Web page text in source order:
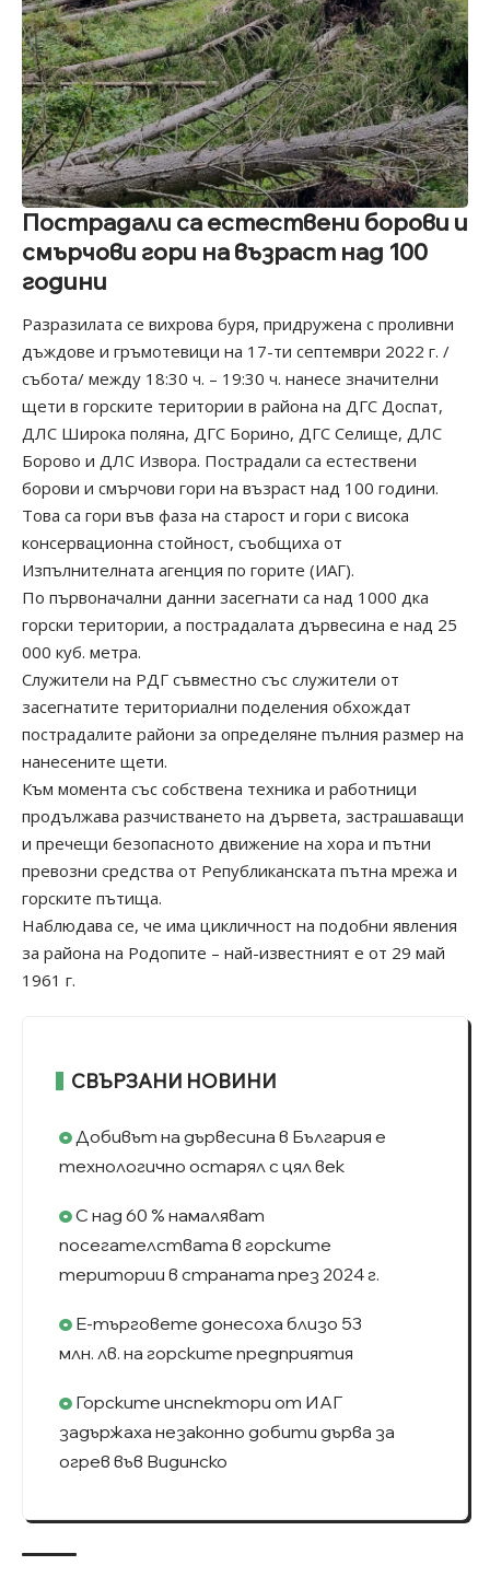
Пострадали са естествени борови и
смърчови гори на възраст над 100
години
Разразилата се вихрова буря, придружена с проливни
дъждове и гръмотевици на 17-ти септември 2022 г. /
събота/ между 18:30 ч. – 19:30 ч. нанесе значителни
щети в горските територии в района на ДГС Доспат,
ДЛС Широка поляна, ДГС Борино, ДГС Селище, ДЛС
Борово и ДЛС Извора. Пострадали са естествени
борови и смърчови гори на възраст над 100 години.
Това са гори във фаза на старост и гори с висока
консервационна стойност, съобщиха от
Изпълнителната агенция по горите (ИАГ).
По първоначални данни засегнати са над 1000 дка
горски територии, а пострадалата дървесина е над 25
000 куб. метра.
Служители на РДГ съвместно със служители от
засегнатите териториални поделения обхождат
пострадалите райони за определяне пълния размер на
нанесените щети.
Към момента със собствена техника и работници
продължава разчистването на дървета, застрашаващи
и пречещи безопасното движение на хора и пътни
превозни средства от Републиканската пътна мрежа и
горските пътища.
Наблюдава се, че има цикличност на подобни явления
за района на Родопите – най-известният е от 29 май
1961 г.
СВЪРЗАНИ НОВИНИ
Добивът на дървесина в България е
технологично остарял с цял век
С над 60 % намаляват
посегателствата в горските
територии в страната през 2024 г.
Е-търговете донесоха близо 53
млн. лв. на горските предприятия
Горските инспектори от ИАГ
задържаха незаконно добити дърва за
огрев във Видинско